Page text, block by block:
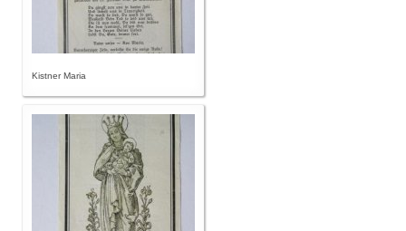
Kistner Maria